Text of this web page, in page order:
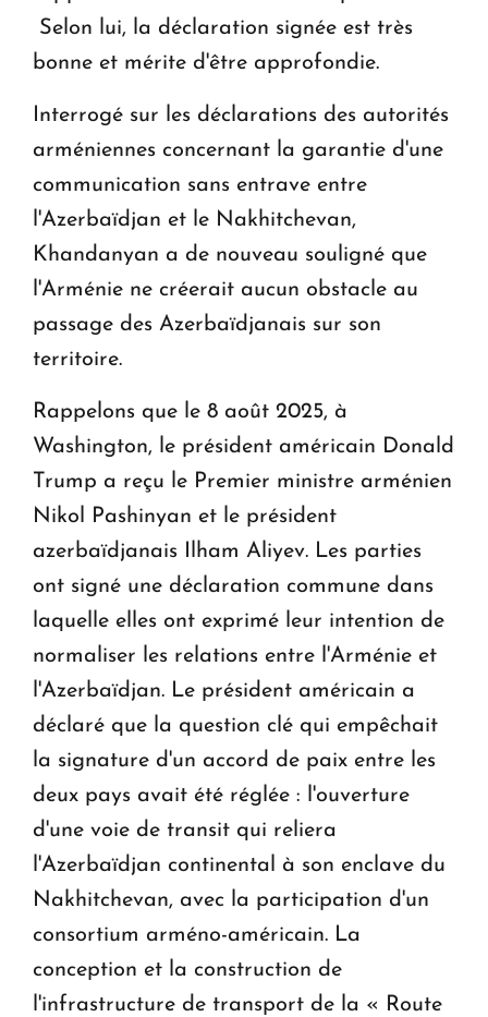
Selon lui, la déclaration signée est très
bonne et mérite d'être approfondie.
Interrogé sur les déclarations des autorités
arméniennes concernant la garantie d'une
communication sans entrave entre
l'Azerbaïdjan et le Nakhitchevan,
Khandanyan a de nouveau souligné que
l'Arménie ne créerait aucun obstacle au
passage des Azerbaïdjanais sur son
territoire.
Rappelons que le 8 août 2025, à
Washington, le président américain Donald
Trump a reçu le Premier ministre arménien
Nikol Pashinyan et le président
azerbaïdjanais Ilham Aliyev. Les parties
ont signé une déclaration commune dans
laquelle elles ont exprimé leur intention de
normaliser les relations entre l'Arménie et
l'Azerbaïdjan. Le président américain a
déclaré que la question clé qui empêchait
la signature d'un accord de paix entre les
deux pays avait été réglée : l'ouverture
d'une voie de transit qui reliera
l'Azerbaïdjan continental à son enclave du
Nakhitchevan, avec la participation d'un
consortium arméno-américain. La
conception et la construction de
l'infrastructure de transport de la « Route